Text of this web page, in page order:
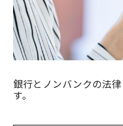
銀行とノンバンクの法
す。